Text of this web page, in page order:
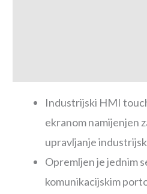
Industrijski HMI
ekranom namijenjen
upravljanje
Opremljen je jednim
komunikacijskim